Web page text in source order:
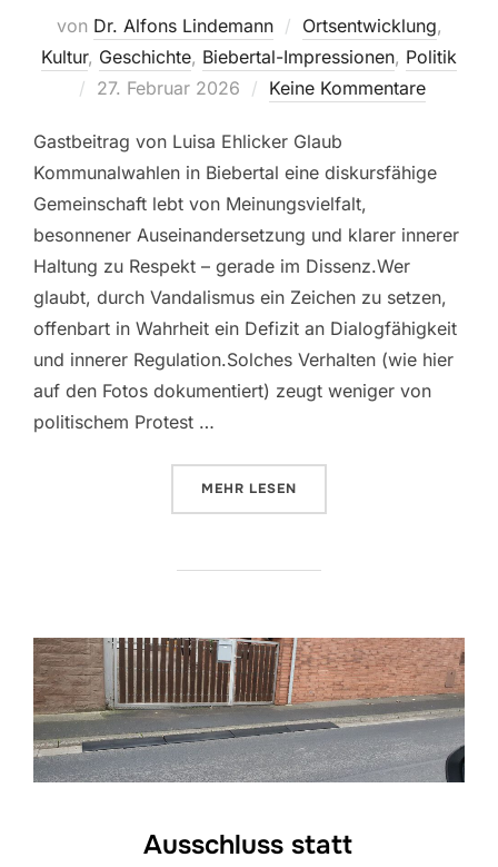
von Dr. Alfons Lindemann Ortsentwicklung,
Kultur, Geschichte, Biebertal-Impressionen, Politik
Veröffentlicht
27. Februar 2026 Keine Kommentare
Gastbeitrag von Luisa Ehlicker Glaub
Kommunalwahlen in Biebertal eine diskursfähige
Gemeinschaft lebt von Meinungsvielfalt,
besonnener Auseinandersetzung und klarer innerer
Haltung zu Respekt – gerade im Dissenz.Wer
glaubt, durch Vandalismus ein Zeichen zu setzen,
offenbart in Wahrheit ein Defizit an Dialogfähigkeit
und innerer Regulation.Solches Verhalten (wie hier
auf den Fotos dokumentiert) zeugt weniger von
politischem Protest …
MEHR ÜBER „WAS IST NUR MIT
LESEN
Ausschluss statt